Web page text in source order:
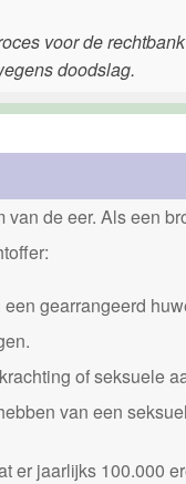
voor de
doodslag.
de eer. Als een
gearrangeerd
of seksuele
van een
er jaarlijks 100.000